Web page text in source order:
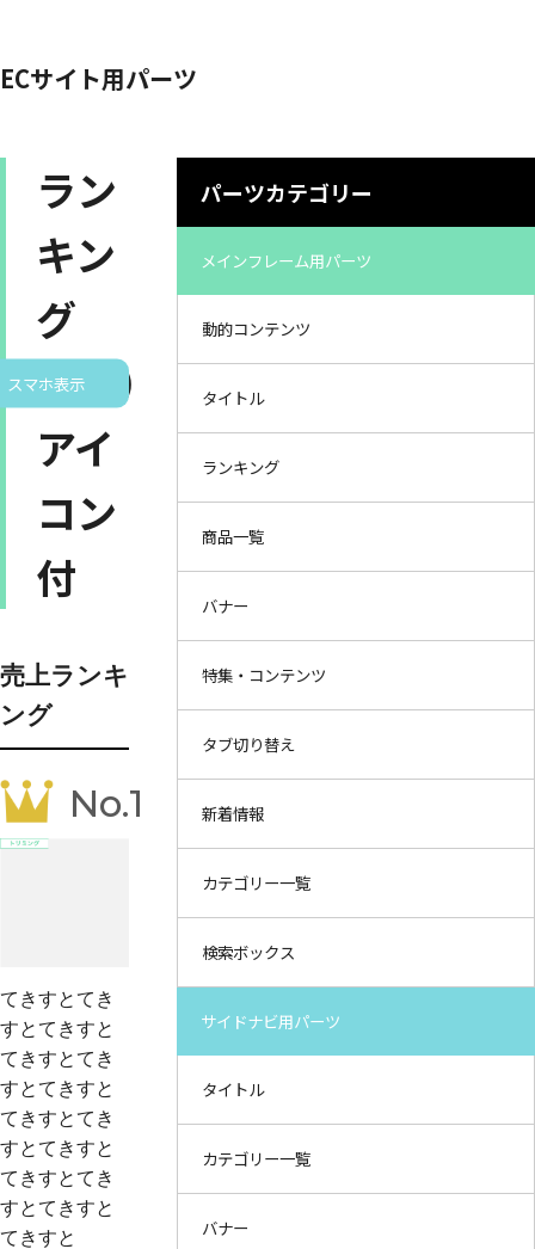
ECサイト用パーツ
ラン
キン
グ
（大）
アイ
コン
付
スマホ表示
売上ランキ
ング
No.1
てきすとてき
すとてきすと
てきすとてき
すとてきすと
てきすとてき
すとてきすと
てきすとてき
すとてきすと
てきすと
パーツカテゴリー
メインフレーム用パーツ
動的コンテンツ
タイトル
ランキング
商品一覧
バナー
特集・コンテンツ
タブ切り替え
新着情報
カテゴリー一覧
検索ボックス
サイドナビ用パーツ
タイトル
カテゴリー一覧
バナー